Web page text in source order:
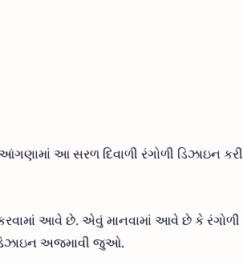
આ સરળ દિવાળી રંગોળી ડિઝાઇન કરી
કરવામાં આવે છે. એવું માનવામાં આવે છે કે રંગોળી
અજમાવી જુઓ.